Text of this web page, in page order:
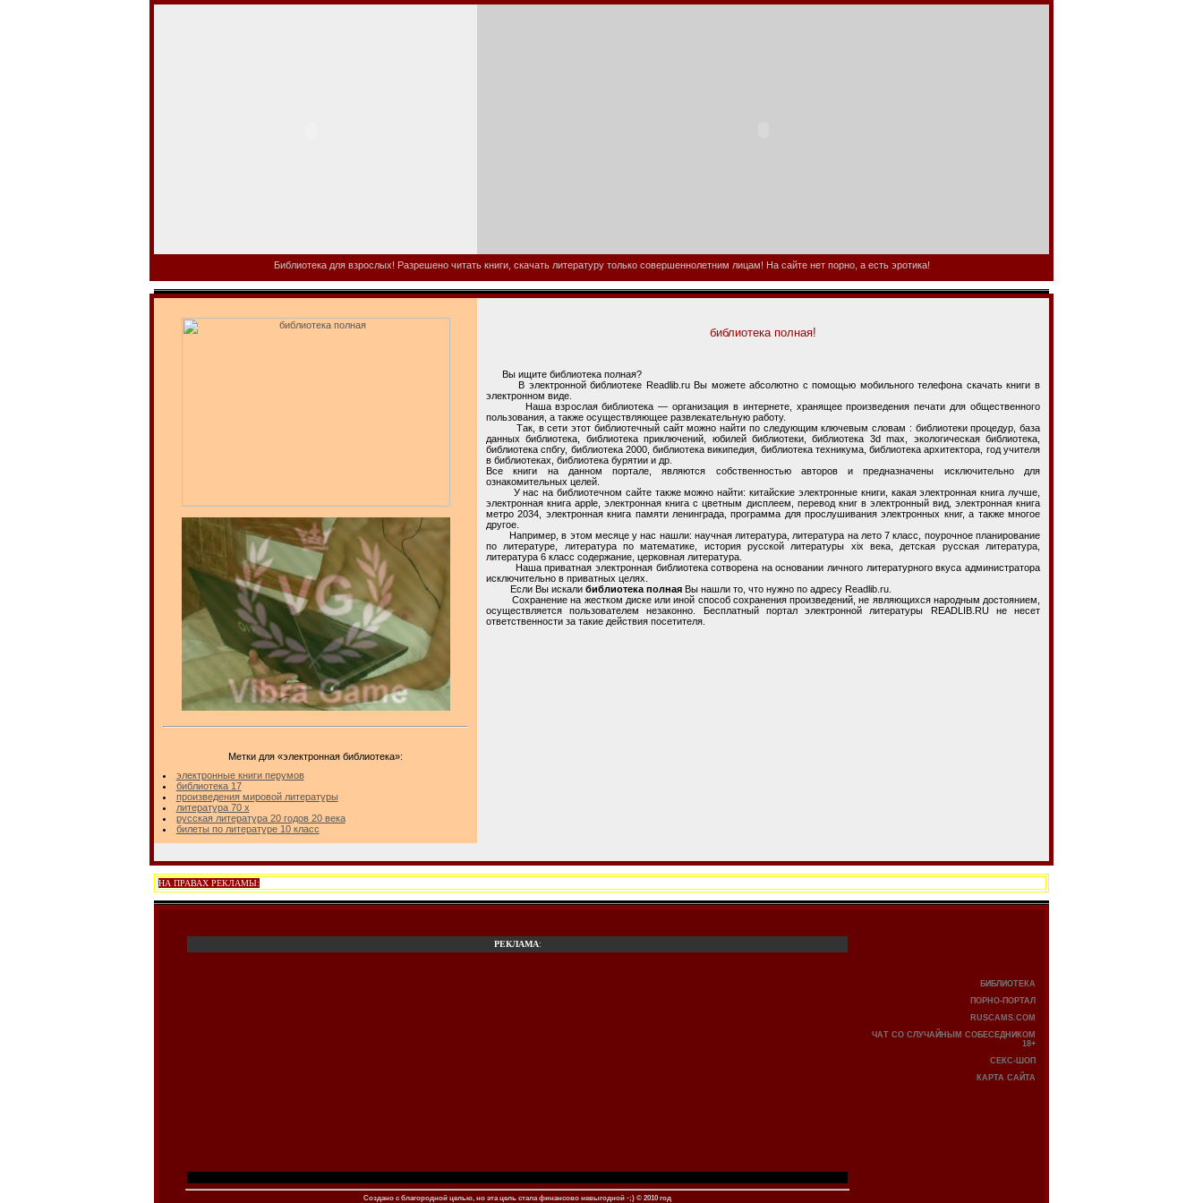
Библиотека для взрослых! Разрешено читать книги, скачать литературу только совершеннолетним лицам! На сайте нет порно, а есть эротика!
Метки для «электронная библиотека»:
электронные книги перумов
библиотека 17
произведения мировой литературы
литература 70 х
русская литература 20 годов 20 века
билеты по литературе 10 класс
библиотека полная!
Вы ищите библиотека полная?
В электронной библиотеке Readlib.ru Вы можете абсолютно с помощью мобильного телефона скачать книги в
электронном виде.
Наша взрослая библиотека — организация в интернете, хранящее произведения печати для общественного
пользования, а также осуществляющее развлекательную работу.
Так, в сети этот библиотечный сайт можно найти по следующим ключевым словам : библиотеки процедур, база
данных библиотека, библиотека приключений, юбилей библиотеки, библиотека 3d max, экологическая библиотека,
библиотека спбгу, библиотека 2000, библиотека википедия, библиотека техникума, библиотека архитектора, год учителя
в библиотеках, библиотека бурятии и др.
Все книги на данном портале, являются собственностью авторов и предназначены исключительно для
ознакомительных целей.
У нас на библиотечном сайте также можно найти: китайские электронные книги, какая электронная книга лучше,
электронная книга apple, электронная книга с цветным дисплеем, перевод книг в электронный вид, электронная книга
метро 2034, электронная книга памяти ленинграда, программа для прослушивания электронных книг, а также многое
другое.
Например, в этом месяце у нас нашли: научная литература, литература на лето 7 класс, поурочное планирование
по литературе, литература по математике, история русской литературы xix века, детская русская литература,
литература 6 класс содержание, церковная литература.
Наша приватная электронная библиотека сотворена на основании личного литературного вкуса администратора
исключительно в приватных целях.
Если Вы искали библиотека полная Вы нашли то, что нужно по адресу Readlib.ru.
Сохранение на жестком диске или иной способ сохранения произведений, не являющихся народным достоянием,
осуществляется пользователем незаконно. Бесплатный портал электронной литературы READLIB.RU не несет
ответственности за такие действия посетителя.
НА ПРАВАХ РЕКЛАМЫ:
РЕКЛАМА:
Создано c благородной целью, но эта цель стала финансово невыгодной -;) © 2010 год
БИБЛИОТЕКА
ПОРНО-ПОРТАЛ
RUSCAMS.COM
ЧАТ СО СЛУЧАЙНЫМ СОБЕСЕДНИКОМ
18+
СЕКС-ШОП
КАРТА САЙТА